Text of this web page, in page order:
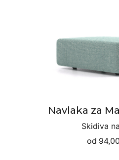
Navlaka za
Skidiva
od